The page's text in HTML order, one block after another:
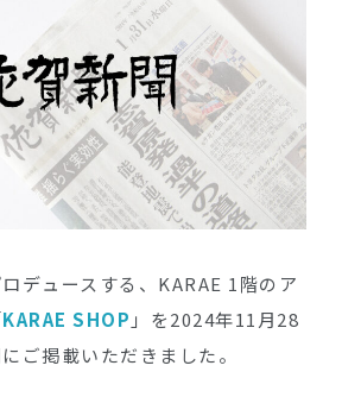
デュースする、KARAE 1階のア
KARAE SHOP 」を2024年11月28
ご掲載いただきました。